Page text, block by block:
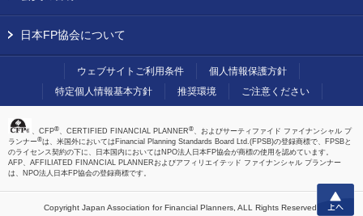
上へ
日本FP協会について
ウェブサイトご利用条件
個人情報保護方針
特定個人情報基本方針
推奨環境 ご注意ください
、CFP®、CERTIFIED FINANCIAL PLANNER®、およびサーティファイド ファイナンシャル プ
ランナー®は、米国外においてはFinancial Planning Standards Board Ltd.(FPSB)の登録商標で、FPSBと
のライセンス契約の下に、日本国内においてはNPO法人日本FP協会が商標の使用を認めています。
AFP、AFFILIATED FINANCIAL PLANNERおよびアフィリエイテッド ファイナンシャル プランナー
は、NPO法人日本FP協会の登録商標です。
Copyright Japan Association for Financial Planners, ALL Rights Reserved.